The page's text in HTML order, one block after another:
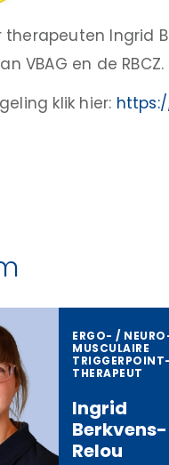
Ingrid
VBAG en de RBCZ.
klik hier:
ERGO- /
MUSCULAIRE
TRIGGERPOINT­
THERAPEUT
Ingrid
Berkvens-
Relou